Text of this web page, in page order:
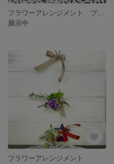
展示中
フラワーアレンジメント